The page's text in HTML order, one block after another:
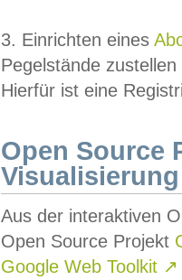
3. Einrichten eines
Pegelstände
Hierfür ist eine
Open Source
Visualisierung
Aus der interaktiven
Open Source Projekt
Google Web Toolkit ↗